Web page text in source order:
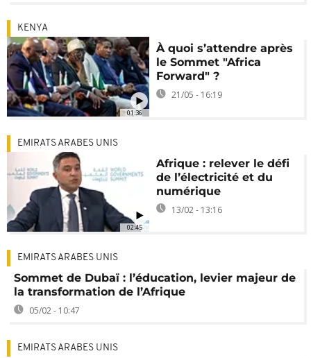
01:36
KENYA
À quoi s’attendre après
le Sommet "Africa
Forward" ?
21/05 - 16:19
02:45
EMIRATS ARABES UNIS
Afrique : relever le défi
de l’électricité et du
numérique
13/02 - 13:16
EMIRATS ARABES UNIS
Sommet de Dubaï : l’éducation, levier majeur de
la transformation de l’Afrique
05/02 - 10:47
EMIRATS ARABES UNIS